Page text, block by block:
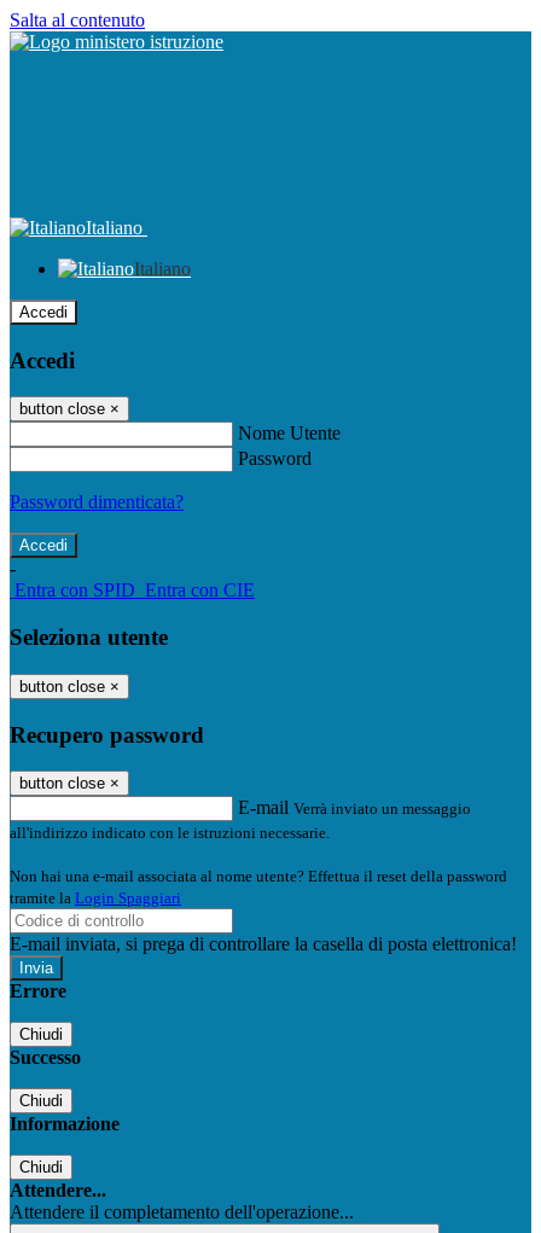
Salta al contenuto
Italiano
Italiano
Accedi
Accedi
button close ×
Nome Utente
Password
Password dimenticata?
-
Entra con SPID Entra con CIE
Seleziona utente
button close ×
Recupero password
button close ×
E-mail Verrà inviato un messaggio
all'indirizzo indicato con le istruzioni necessarie.
Non hai una e-mail associata al nome utente? Effettua il reset della password
tramite la Login Spaggiari
E-mail inviata, si prega di controllare la casella di posta elettronica!
Errore
Chiudi
Successo
Chiudi
Informazione
Chiudi
Attendere...
Attendere il completamento dell'operazione...